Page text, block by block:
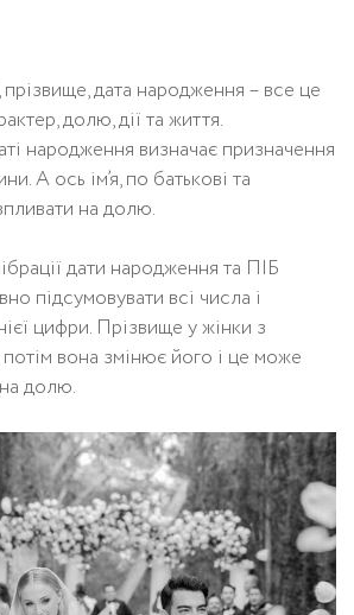
прізвище, дата народження – все це
долю, дії та життя.
народження визначає призначення
А ось ім’я, по батькові та
на долю.
дати народження та ПІБ
підсумовувати всі числа і
цифри. Прізвище у жінки з
вона змінює його і це може
долю.